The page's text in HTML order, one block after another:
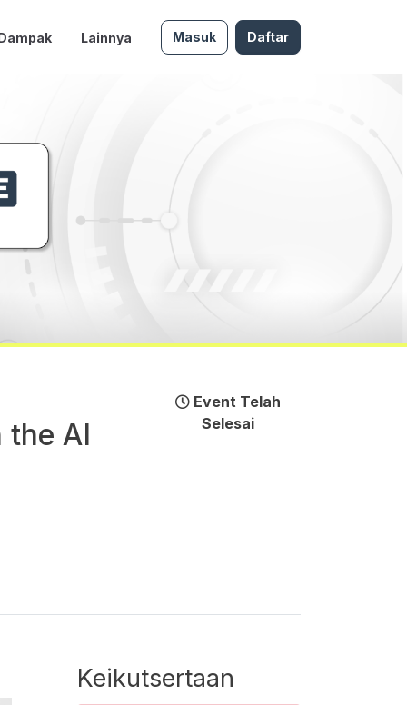
Lainnya Masuk Daftar
the AI
Event Telah
Selesai
Keikutsertaan